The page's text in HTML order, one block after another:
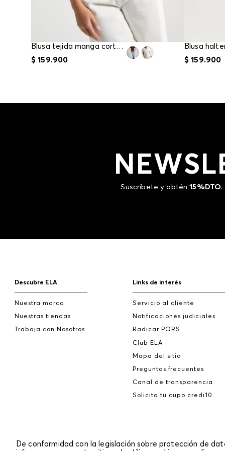
Blusa tejida manga corta para mujer
$ 159.900 $ 159.900
Suscríbete y obtén15%DTO.
Descubre ELA
Nuestra marca
Nuestras tiendas
Trabaja con Nosotros
Links de interés
Servicio al cliente
Notificaciones judiciales
Radicar PQRS
Club ELA
Mapa del sitio
Preguntas frecuentes
Canal de transparencia
Solicita tu cupo credi10
De conformidad con la legislación sobre protección de